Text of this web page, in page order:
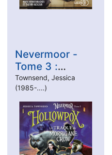
Nevermoor -
Tome 3 :
Hollowpox
Townsend, Jessica
(1985-....)